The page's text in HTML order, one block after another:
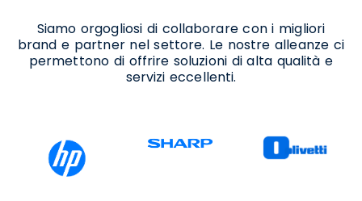
Siamo orgogliosi di collaborare con i migliori
brand e partner nel settore. Le nostre alleanze ci
permettono di offrire soluzioni di alta qualità e
servizi eccellenti.